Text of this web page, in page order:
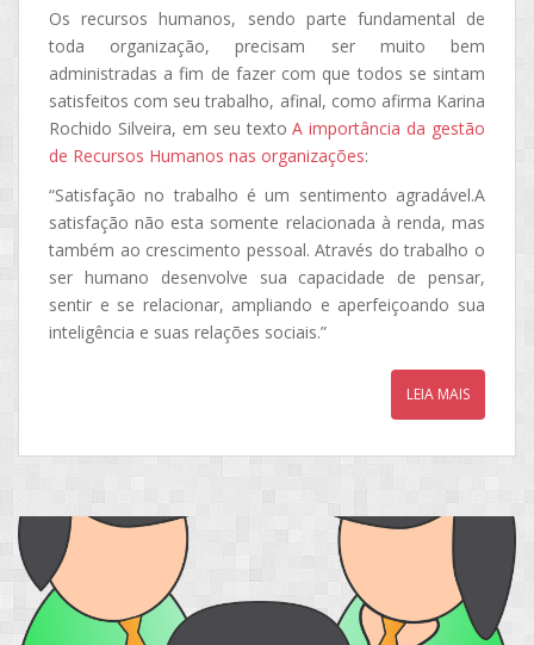
Os recursos humanos, sendo parte fundamental de
toda organização, precisam ser muito bem
administradas a fim de fazer com que todos se sintam
satisfeitos com seu trabalho, afinal, como afirma Karina
Rochido Silveira, em seu texto A importância da gestão
de Recursos Humanos nas organizações:
“Satisfação no trabalho é um sentimento agradável.A
satisfação não esta somente relacionada à renda, mas
também ao crescimento pessoal. Através do trabalho o
ser humano desenvolve sua capacidade de pensar,
sentir e se relacionar, ampliando e aperfeiçoando sua
inteligência e suas relações sociais.”
LEIA MAIS